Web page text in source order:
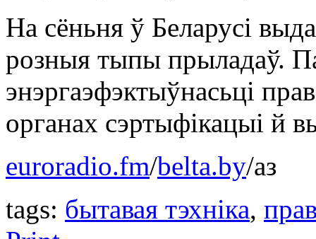
На сёньня ў Беларусі
розныя тыпы прыладаў.
энэргаэфэктыўнасьці
органах сэртыфікацыі й
euroradio.fm/belta.by/аз
tags: бытавая тэхніка,